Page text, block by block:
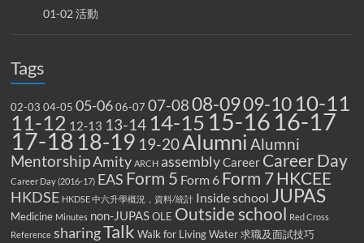
01-02 活動
Tags
02-03 04-05 05-06 06-07 07-0808-0909-10 10-11
11-12 12-13 13-14 14-1515-1616-17
17-1818-19 19-20Alumni Alumni
MentorshipAmity ARCH assemblyCareer Career Day
Career Day (2016-17) EAS Form 5 Form 6 Form 7HKCEE
HKDSE HKDSE 中六升學概況，資料/統計 Inside school JUPAS
Medicine Minutes non-JUPAS OLE Outside school Red Cross
Reference sharingTalk Walk for Living Water 求職及面試技巧